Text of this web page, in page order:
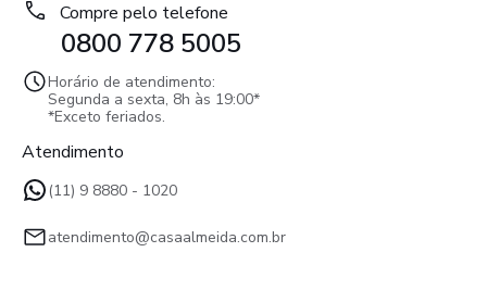
Compre pelo telefone
0800 778 5005
Horário de atendimento:
Segunda a sexta, 8h às 19:00*
*Exceto feriados.
Atendimento
(11) 9 8880 - 1020
atendimento@casaalmeida.com.br